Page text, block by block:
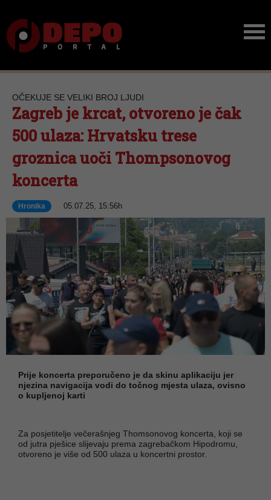
OČEKUJE SE VELIKI BROJ LJUDI
Zagreb je krcat, otvoreno je čak
500 ulaza: Hrvatsku trese
groznica uoči Thompsonovog
koncerta
Hronika 05.07.25, 15:56h
Prije koncerta preporučeno je da skinu aplikaciju jer
njezina navigacija vodi do točnog mjesta ulaza, ovisno
o kupljenoj karti
Za posjetitelje večerašnjeg Thomsonovog koncerta, koji se
od jutra pješice slijevaju prema zagrebačkom Hipodromu,
otvoreno je više od 500 ulaza u koncertni prostor.